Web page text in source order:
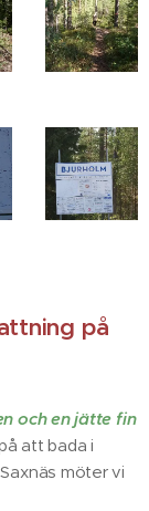
på
och en jätte fin
att bada i
möter vi